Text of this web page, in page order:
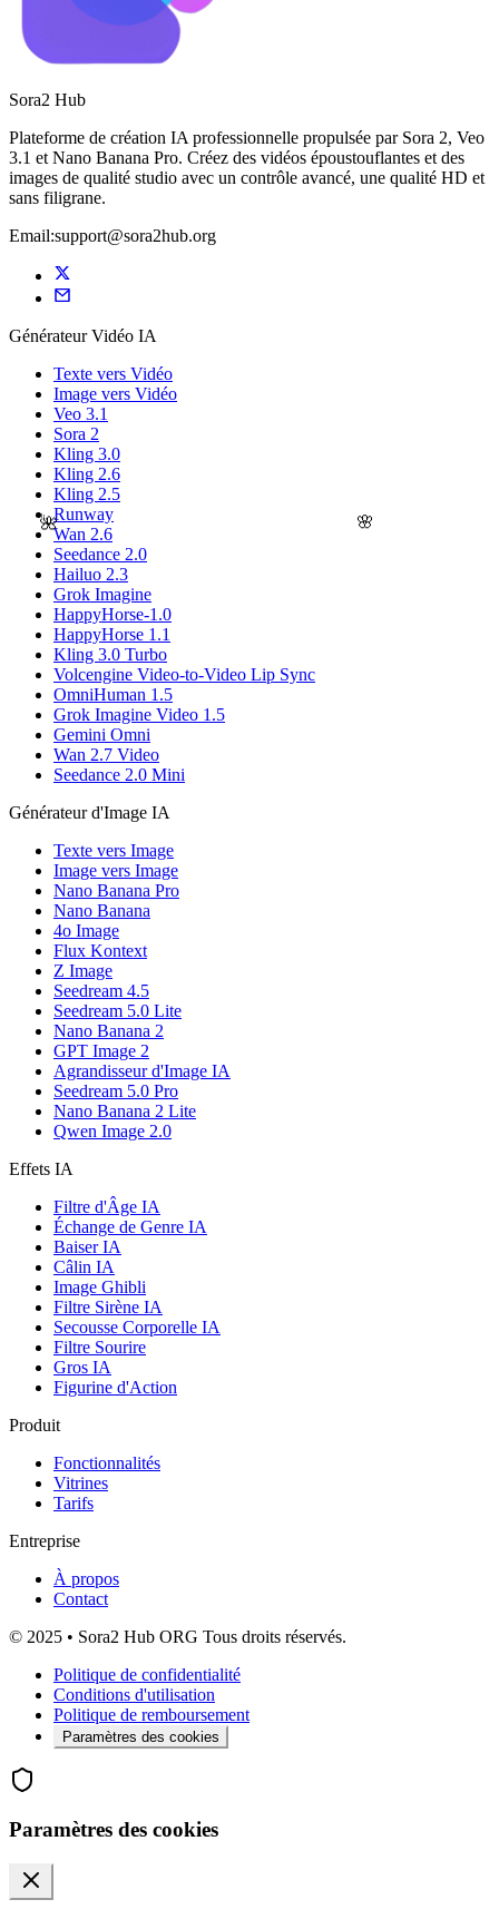
🌺 🌸
Sora2 Hub
Plateforme de création IA professionnelle propulsée par Sora 2, Veo
3.1 et Nano Banana Pro. Créez des vidéos époustouflantes et des
images de qualité studio avec un contrôle avancé, une qualité HD et
sans filigrane.
Email:support@sora2hub.org
Générateur Vidéo IA
Texte vers Vidéo
Image vers Vidéo
Veo 3.1
Sora 2
Kling 3.0
Kling 2.6
Kling 2.5
Runway
Wan 2.6
Seedance 2.0
Hailuo 2.3
Grok Imagine
HappyHorse-1.0
HappyHorse 1.1
Kling 3.0 Turbo
Volcengine Video-to-Video Lip Sync
OmniHuman 1.5
Grok Imagine Video 1.5
Gemini Omni
Wan 2.7 Video
Seedance 2.0 Mini
Générateur d'Image IA
Texte vers Image
Image vers Image
Nano Banana Pro
Nano Banana
4o Image
Flux Kontext
Z Image
Seedream 4.5
Seedream 5.0 Lite
Nano Banana 2
GPT Image 2
Agrandisseur d'Image IA
Seedream 5.0 Pro
Nano Banana 2 Lite
Qwen Image 2.0
Effets IA
Filtre d'Âge IA
Échange de Genre IA
Baiser IA
Câlin IA
Image Ghibli
Filtre Sirène IA
Secousse Corporelle IA
Filtre Sourire
Gros IA
Figurine d'Action
Produit
Fonctionnalités
Vitrines
Tarifs
Entreprise
À propos
Contact
© 2025 • Sora2 Hub ORG Tous droits réservés.
Politique de confidentialité
Conditions d'utilisation
Politique de remboursement
Paramètres des cookies
Paramètres des cookies